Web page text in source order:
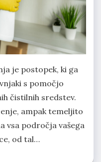
je postopek, ki ga
s pomočjo
čistilnih sredstev.
ampak temeljito
vsa področja vašega
od tal…